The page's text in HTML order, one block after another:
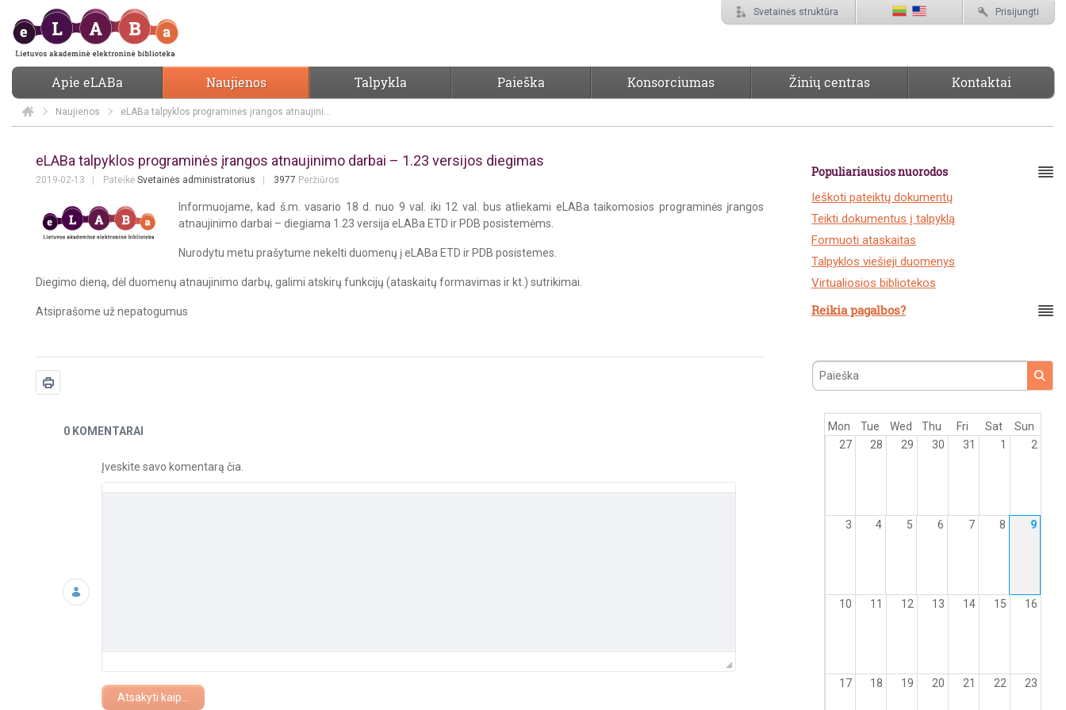
Svetainės struktūra Prisijungti
Apie eLABa Naujienos Talpykla Paieška Konsorciumas Žinių centras Kontaktai
Elaba
Naujienos eLABa talpyklos programinės įrangos atnaujinimo darbai – 1.23 versijos diegimas
eLABa talpyklos programinės įrangos atnaujinimo darbai – 1.23 versijos diegimas
2019-02-13 Pateikė Svetainės administratorius 3977 Peržiūros
Informuojame, kad š.m. vasario 18 d. nuo 9 val. iki 12 val. bus atliekami eLABa taikomosios programinės įrangos
atnaujinimo darbai – diegiama 1.23 versija eLABa ETD ir PDB posistemėms.
Nurodytu metu prašytume nekelti duomenų į eLABa ETD ir PDB posistemes.
Diegimo dieną, dėl duomenų atnaujinimo darbų, galimi atskirų funkcijų (ataskaitų formavimas ir kt.) sutrikimai.
Atsiprašome už nepatogumus
Naujienos
0 KOMENTARAI
Įveskite savo komentarą čia.
Atsakyti kaip...
Populiariausios nuorodos
Ieškoti pateiktų dokumentų
Teikti dokumentus į talpyklą
Formuoti ataskaitas
Talpyklos viešieji duomenys
Virtualiosios bibliotekos
Reikia pagalbos?
Paieška
Mon Tue Wed Thu Fri Sat
Sun
27
28 29 30 31 1 2
3 4 5 6 7 8 9
10 11 12 13 14 15 16
17 18 19 20 21 22 23